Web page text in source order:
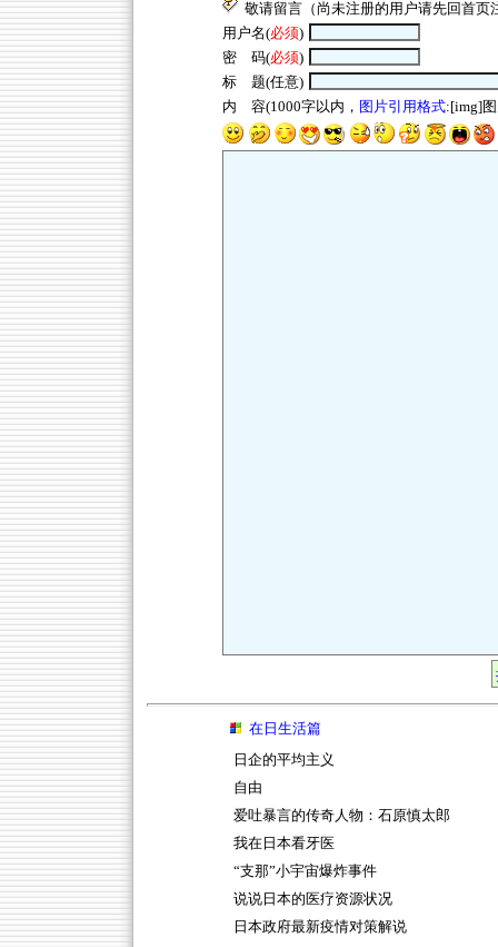
敬请留言（尚未注册的用户请先回首页
用户名(必须)
密 码(必须)
标 题(任意)
内 容(1000字以内， 图片引用格式:[img]
在日生活篇
日企的平均主义
自由
爱吐暴言的传奇人物：石原慎太郎
我在日本看牙医
“支那”小宇宙爆炸事件
说说日本的医疗资源状况
日本政府最新疫情对策解说